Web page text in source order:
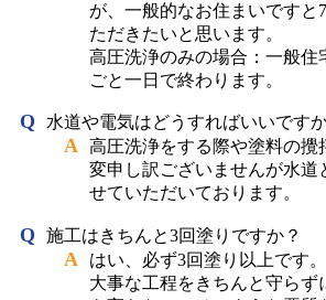
が、一般的なお住まいですと
ただきたいと思います。
高圧洗浄のみの場合：一般住
ごと一日で終わります。
水道や電気はどうすればいいです
高圧洗浄をする際や塗料の攪
変申し訳ございませんが水道
せていただいております。
施工はきちんと3回塗りですか？
はい、必ず3回塗り以上です。
大事な工程をきちんと守らず